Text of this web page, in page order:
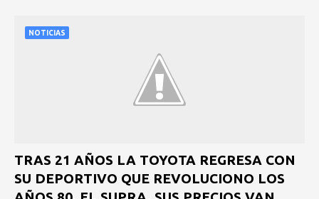
NOTICIAS
TRAS 21 AÑOS LA TOYOTA REGRESA CON
SU DEPORTIVO QUE REVOLUCIONO LOS